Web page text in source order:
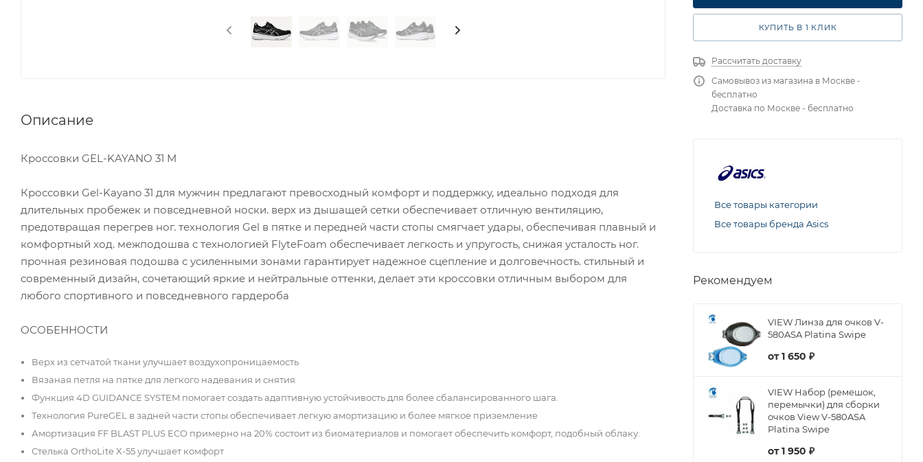
Описание
Кроссовки GEL-KAYANO 31 M
Кроссовки Gel-Kayano 31 для мужчин предлагают превосходный комфорт и поддержку, идеально подходя для
длительных пробежек и повседневной носки. верх из дышащей сетки обеспечивает отличную вентиляцию,
предотвращая перегрев ног. технология Gel в пятке и передней части стопы смягчает удары, обеспечивая плавный и
комфортный ход. межподошва с технологией FlyteFoam обеспечивает легкость и упругость, снижая усталость ног.
прочная резиновая подошва с усиленными зонами гарантирует надежное сцепление и долговечность. стильный и
современный дизайн, сочетающий яркие и нейтральные оттенки, делает эти кроссовки отличным выбором для
любого спортивного и повседневного гардероба
ОСОБЕННОСТИ
Верх из сетчатой ткани улучшает воздухопроницаемость
Вязаная петля на пятке для легкого надевания и снятия
Функция 4D GUIDANCE SYSTEM помогает создать адаптивную устойчивость для более сбалансированного шага.
Технология PureGEL в задней части стопы обеспечивает легкую амортизацию и более мягкое приземление
Амортизация FF BLAST PLUS ECO примерно на 20% состоит из биоматериалов и помогает обеспечить комфорт, подобный облаку.
Стелька OrthoLite X-55 улучшает комфорт
КУПИТЬ В 1 КЛИК
Рассчитать доставку
Самовывоз из магазина в Москве -
бесплатно
Доставка по Москве - бесплатно
Все товары категории
Все товары бренда Asics
Рекомендуем
VIEW Линза для очков V-
580ASA Platina Swipe
от1 650 ₽
VIEW Набор (ремешок,
перемычки) для сборки
очков View V-580ASA
Platina Swipe
от1 950 ₽